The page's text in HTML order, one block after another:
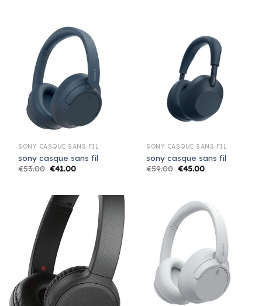
SONY CASQUE SANS FIL
sony casque sans fil
€53.00 €41.00
SONY CASQUE SANS FIL
sony casque sans fil
€59.00 €45.00